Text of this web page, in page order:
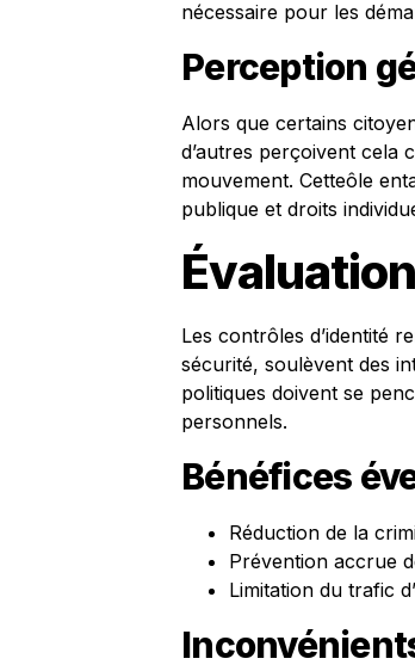
nécessaire pour les
Perception
Alors que certains
d’autres perçoivent cela
mouvement. Cetteôle
publique et droits
Les contrôles d’identité
sécurité, soulèvent des
politiques doivent se
personnels.
Bénéfices
Réduction de la
Prévention accrue
Limitation du trafic